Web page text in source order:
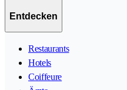
Entdecken
Restaurants
Hotels
Coiffeure